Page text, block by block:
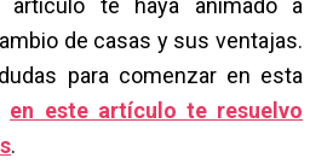
artículo te haya animado a
de casas y sus ventajas.
para comenzar en esta
en este artículo te resuelvo
.